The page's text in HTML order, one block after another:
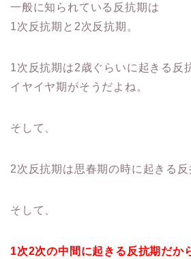
一般に知られている反抗期は
1次反抗期と2次反抗期。
1次反抗期は2歳ぐらいに起きる反
イヤイヤ期がそうだよね。
そして、
2次反抗期は思春期の時に起きる反
そして、
1次2次の中間に起きる反抗期だか